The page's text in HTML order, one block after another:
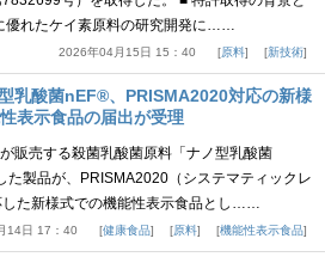
優れたケイ素原料の研究開発に……
2026年04月15日 15：40 原料 新技術
乳酸菌nEF®、PRISMA2020対応の新様
表示食品の届出が受理
販売する殺菌乳酸菌原料「ナノ型乳酸菌
製品が、PRISMA2020（システマティックレ
した新様式での機能性表示食品とし……
14日 17：40 健康食品 原料 機能性表示食品